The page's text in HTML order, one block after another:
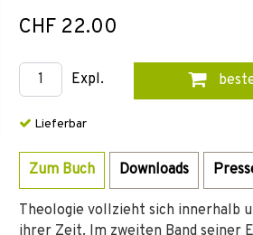
CHF 22.00
Expl.
Lieferbar
Zum Buch Downloads
Theologie vollzieht sich innerhalb
ihrer Zeit. Im zweiten Band seiner